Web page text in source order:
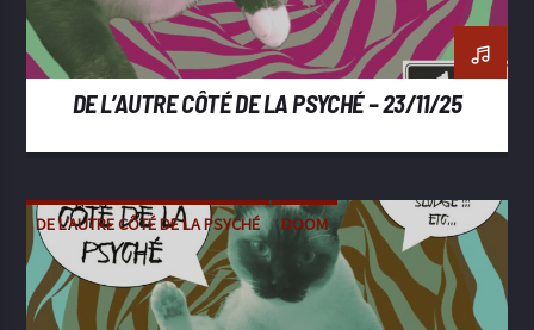
DE L’AUTRE CÔTÉ DE LA PSYCHÉ – 23/11/25
DE L'AUTRE CÔTÉ DE LA PSYCHÉ
DOOM
METAL
POST-METAL SLUDGE STONER